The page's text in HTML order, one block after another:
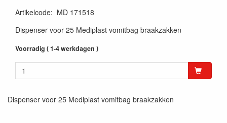
Artikelcode: MD 171518
Dispenser voor 25 Mediplast vomitbag braakzakken
Voorradig ( 1-4 werkdagen )
Dispenser voor 25 Mediplast vomitbag braakzakken